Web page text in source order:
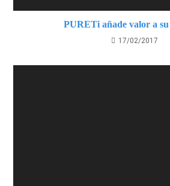
PURETi añade valor a su
17/02/2017